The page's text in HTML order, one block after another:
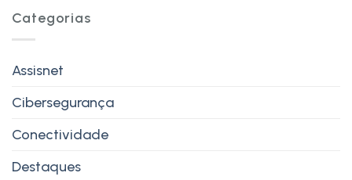
Categorias
Assisnet
Cibersegurança
Conectividade
Destaques